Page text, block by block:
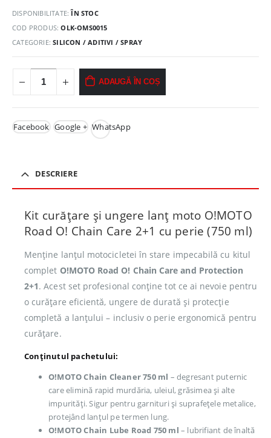
DISPONIBILITATE:ÎN STOC
COD PRODUS:OLK-OMS0015
CATEGORIE:SILICON / ADITIVI / SPRAY
ADAUGĂ ÎN COȘ
Facebook Google + WhatsApp
DESCRIERE
Kit curățare și ungere lanț moto O!MOTO
Road O! Chain Care 2+1 cu perie (750 ml)
Menține lanțul motocicletei în stare impecabilă cu kitul
complet O!MOTO Road O! Chain Care and Protection
2+1. Acest set profesional conține tot ce ai nevoie pentru
o curățare eficientă, ungere de durată și protecție
completă a lanțului – inclusiv o perie ergonomică pentru
curățare.
Conținutul pachetului:
O!MOTO Chain Cleaner 750 ml – degresant puternic
care elimină rapid murdăria, uleiul, grăsimea și alte
impurități. Sigur pentru garnituri și suprafețele metalice,
protejând lanțul pe termen lung.
O!MOTO Chain Lube Road 750 ml – lubrifiant de înaltă